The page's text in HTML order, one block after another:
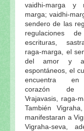
vaidhi-marga y
marga; vaidhi-
sendero de las
regulaciones
escrituras,
raga-marga, el
del amor y
espontáneos, el
encuentra
corazón de
Vrajavasis, raga-
También
manifestaran a
Vigraha-seva,